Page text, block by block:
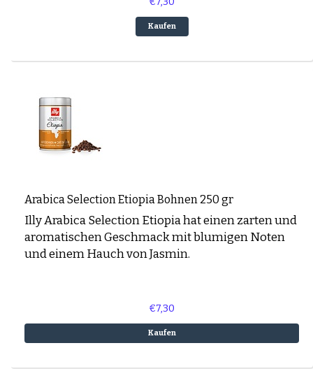
Schichtkaffee
Kaufen
Arabica Selection Etiopia Bohnen 250 gr
Illy Arabica Selection Etiopia hat einen zarten und
aromatischen Geschmack mit blumigen Noten
und einem Hauch von Jasmin.
€7,30
Kaufen